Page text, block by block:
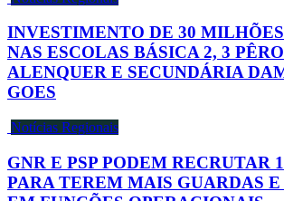
INVESTIMENTO DE 30
NAS ESCOLAS BÁSICA 2, 3
ALENQUER E SECUNDÁRIA
GOES
Notícias Regionais
GNR E PSP PODEM RECRUTAR
PARA TEREM MAIS GUARDAS